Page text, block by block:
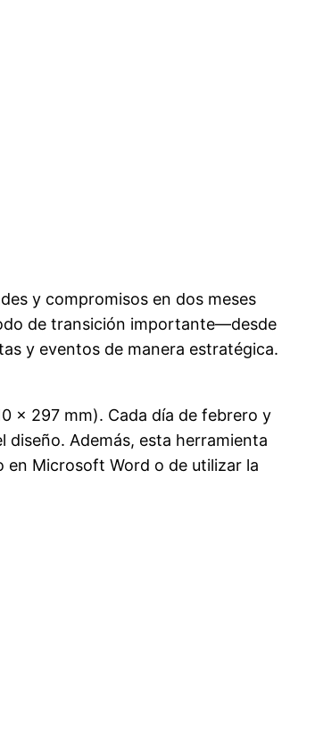
y compromisos en dos meses
de transición importante—desde
y eventos de manera estratégica.
× 297 mm). Cada día de febrero y
Además, esta herramienta
en Microsoft Word o de utilizar la